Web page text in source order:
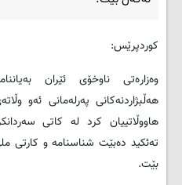
کوردپرێس:
هەڵبژاردنەکانی پەرلەمانی ئەو
هاووڵاتییان کرد لە کاتی
تەئکید دەبێت شناسنامە و کارتی
بێت.